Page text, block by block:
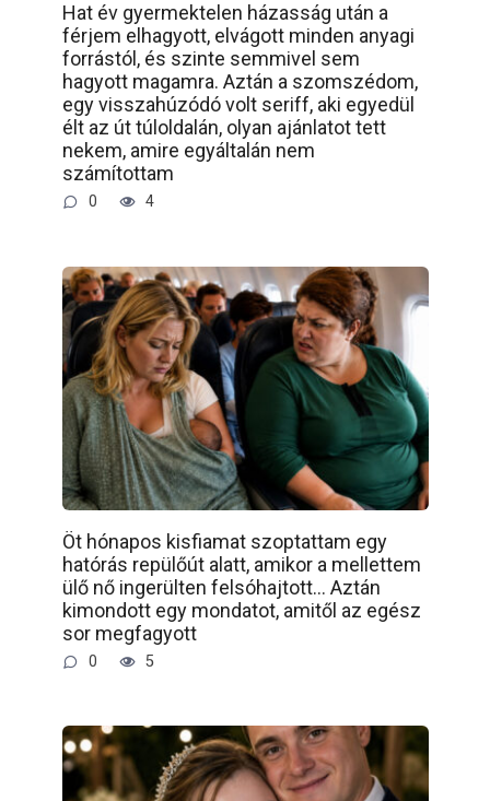
Hat év gyermektelen házasság után a
férjem elhagyott, elvágott minden anyagi
forrástól, és szinte semmivel sem
hagyott magamra. Aztán a szomszédom,
egy visszahúzódó volt seriff, aki egyedül
élt az út túloldalán, olyan ajánlatot tett
nekem, amire egyáltalán nem
számítottam
0 4
Öt hónapos kisfiamat szoptattam egy
hatórás repülőút alatt, amikor a mellettem
ülő nő ingerülten felsóhajtott… Aztán
kimondott egy mondatot, amitől az egész
sor megfagyott
0 5